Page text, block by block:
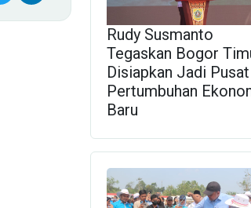
Rudy Susmanto
Tegaskan Bogor
Disiapkan Jadi Pusat
Pertumbuhan
Baru